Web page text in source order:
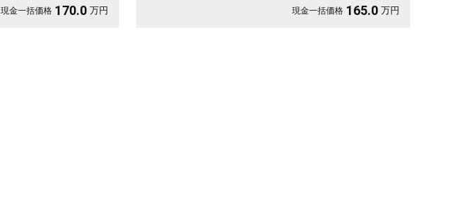
現金一括価格 170.0 万円 現金一括価格 165.0 万円